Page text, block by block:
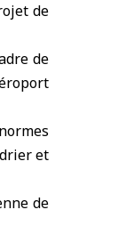
de
de
et